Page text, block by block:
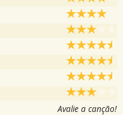
Avalie a canção!